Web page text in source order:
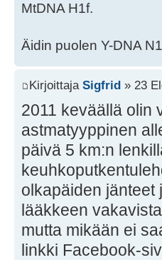
MtDNA H1f.
Äidin puolen Y-DNA
Kirjoittaja Sigfrid » 23
2011 keväällä olin
astmatyyppinen
päivä 5 km:n
olkapäiden jänteet
lääkkeen
mutta mikään ei
linkki Facebook-